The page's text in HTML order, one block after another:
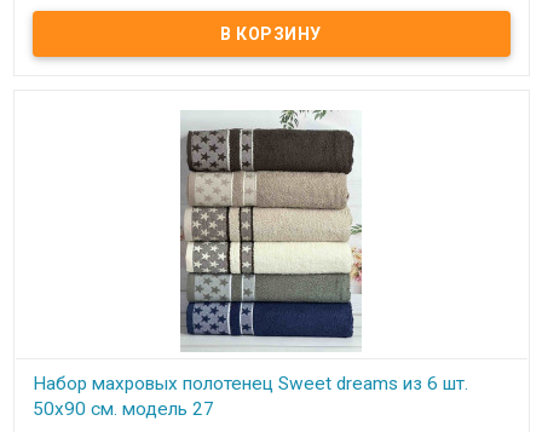
Набор махровых полотенец Sweet dreams из 6 шт. 50x90 см.
Комплектность: 50х90 см (6 шт. ) Состав: махра, 100% хлопок.
Плотность: 550 г/м.кв. Упаковка: ПВХ Производитель: Sweet
Набор махровых полотенец Sweet dreams из 6 шт.
50x90 см. модель 27